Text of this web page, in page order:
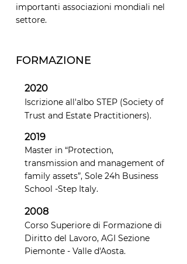
importanti associazioni mondiali nel
settore.
FORMAZIONE
2020
Iscrizione all'albo STEP (Society of
Trust and Estate Practitioners).
2019
Master in “Protection,
transmission and management of
family assets”, Sole 24h Business
School -Step Italy.
2008
Corso Superiore di Formazione di
Diritto del Lavoro, AGI Sezione
Piemonte - Valle d'Aosta.